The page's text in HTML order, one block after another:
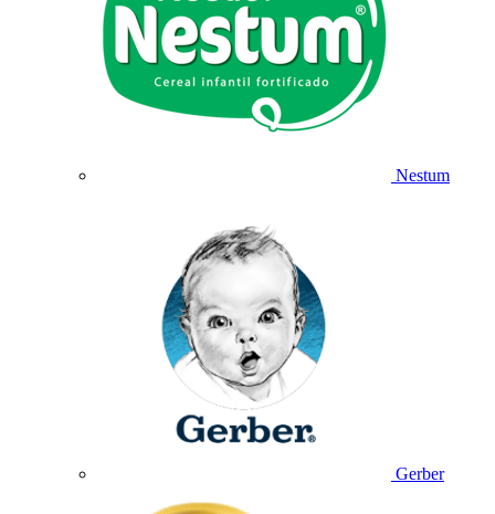
Nestum
Gerber